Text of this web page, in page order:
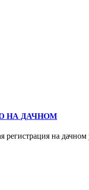
НА ДАЧНОМ
регистрация на